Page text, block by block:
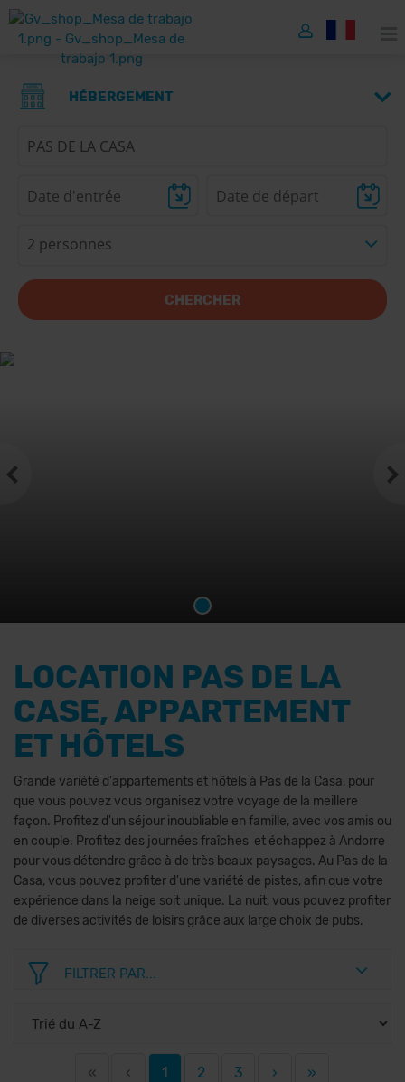
HÉBERGEMENT
2 personnes
CHERCHER
LOCATION PAS DE LA
CASE, APPARTEMENT
ET HÔTELS
Grande variété d'appartements et hôtels à Pas de la Casa, pour
que vous pouvez vous organisez votre voyage de la meillere
façon. Profitez d'un séjour inoubliable en famille, avec vos amis ou
en couple. Profitez des journées fraîches et échappez à Andorre
pour vous détendre grâce à de très beaux paysages. Au Pas de la
Casa, vous pouvez profiter d'une variété de pistes, afin que votre
expérience dans la neige soit unique. La nuit, vous pouvez profiter
de diverses activités de loisirs grâce aux large choix de pubs.
FILTRER PAR...
« ‹ 1 2 3 › »